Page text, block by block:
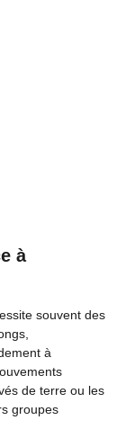
à
souvent des
à
de terre ou les
groupes